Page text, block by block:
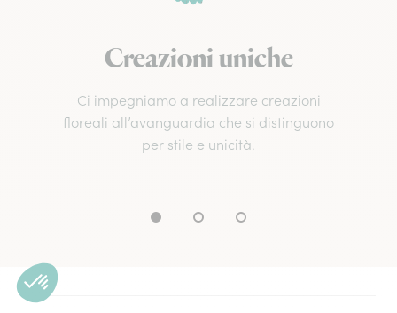
Creazioni uniche
Ci impegniamo a realizzare creazioni
floreali all’avanguardia che si distinguono
per stile e unicità.